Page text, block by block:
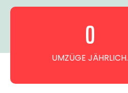
UMZÜGE JÄHRLICH.
0